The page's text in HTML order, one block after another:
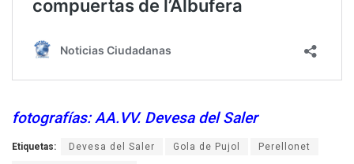
fotografías: AA.VV. Devesa del Saler
Etiquetas: Devesa del Saler Gola de Pujol Perellonet